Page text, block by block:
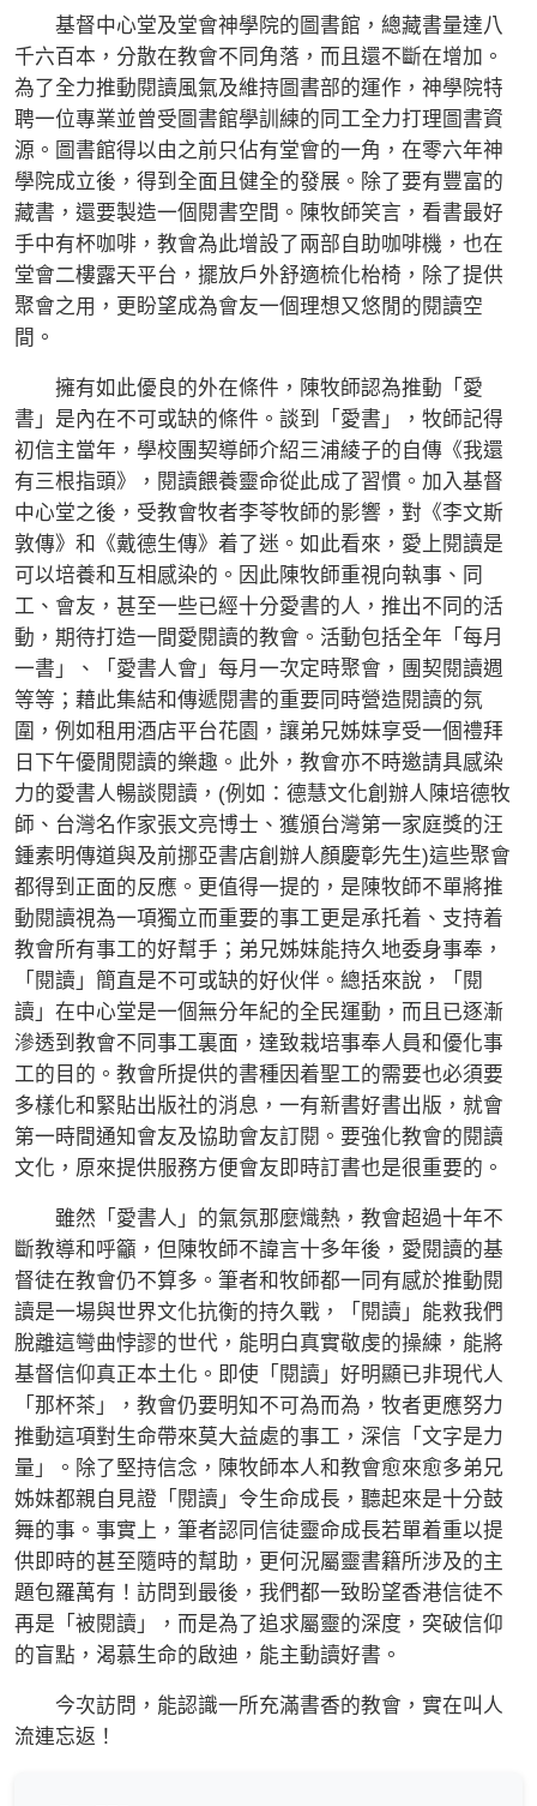
基督中心堂及堂會神學院的圖書館，總藏書量達八
千六百本，分散在教會不同角落，而且還不斷在增加。
為了全力推動閱讀風氣及維持圖書部的運作，神學院特
聘一位專業並曾受圖書館學訓練的同工全力打理圖書資
源。圖書館得以由之前只佔有堂會的一角，在零六年神
學院成立後，得到全面且健全的發展。除了要有豐富的
藏書，還要製造一個閱書空間。陳牧師笑言，看書最好
手中有杯咖啡，教會為此增設了兩部自助咖啡機，也在
堂會二樓露天平台，擺放戶外舒適梳化枱椅，除了提供
聚會之用，更盼望成為會友一個理想又悠閒的閱讀空
間。
擁有如此優良的外在條件，陳牧師認為推動「愛
書」是內在不可或缺的條件。談到「愛書」，牧師記得
初信主當年，學校團契導師介紹三浦綾子的自傳《我還
有三根指頭》，閱讀餵養靈命從此成了習慣。加入基督
中心堂之後，受教會牧者李苓牧師的影響，對《李文斯
敦傳》和《戴德生傳》着了迷。如此看來，愛上閱讀是
可以培養和互相感染的。因此陳牧師重視向執事、同
工、會友，甚至一些已經十分愛書的人，推出不同的活
動，期待打造一間愛閱讀的教會。活動包括全年「每月
一書」、「愛書人會」每月一次定時聚會，團契閱讀週
等等；藉此集結和傳遞閱書的重要同時營造閱讀的氛
圍，例如租用酒店平台花園，讓弟兄姊妹享受一個禮拜
日下午優閒閱讀的樂趣。此外，教會亦不時邀請具感染
力的愛書人暢談閱讀，(例如：德慧文化創辦人陳培德牧
師、台灣名作家張文亮博士、獲頒台灣第一家庭獎的汪
鍾素明傳道與及前挪亞書店創辦人顏慶彰先生)這些聚會
都得到正面的反應。更值得一提的，是陳牧師不單將推
動閱讀視為一項獨立而重要的事工更是承托着、支持着
教會所有事工的好幫手；弟兄姊妹能持久地委身事奉，
「閱讀」簡直是不可或缺的好伙伴。總括來說，「閱
讀」在中心堂是一個無分年紀的全民運動，而且已逐漸
滲透到教會不同事工裏面，達致栽培事奉人員和優化事
工的目的。教會所提供的書種因着聖工的需要也必須要
多樣化和緊貼出版社的消息，一有新書好書出版，就會
第一時間通知會友及協助會友訂閱。要強化教會的閱讀
文化，原來提供服務方便會友即時訂書也是很重要的。
雖然「愛書人」的氣氛那麼熾熱，教會超過十年不
斷教導和呼籲，但陳牧師不諱言十多年後，愛閱讀的基
督徒在教會仍不算多。筆者和牧師都一同有感於推動閱
讀是一場與世界文化抗衡的持久戰，「閱讀」能救我們
脫離這彎曲悖謬的世代，能明白真實敬虔的操練，能將
基督信仰真正本土化。即使「閱讀」好明顯已非現代人
「那杯茶」，教會仍要明知不可為而為，牧者更應努力
推動這項對生命帶來莫大益處的事工，深信「文字是力
量」。除了堅持信念，陳牧師本人和教會愈來愈多弟兄
姊妹都親自見證「閱讀」令生命成長，聽起來是十分鼓
舞的事。事實上，筆者認同信徒靈命成長若單着重以提
供即時的甚至隨時的幫助，更何況屬靈書籍所涉及的主
題包羅萬有！訪問到最後，我們都一致盼望香港信徒不
再是「被閱讀」，而是為了追求屬靈的深度，突破信仰
的盲點，渴慕生命的啟迪，能主動讀好書。
今次訪問，能認識一所充滿書香的教會，實在叫人
流連忘返！